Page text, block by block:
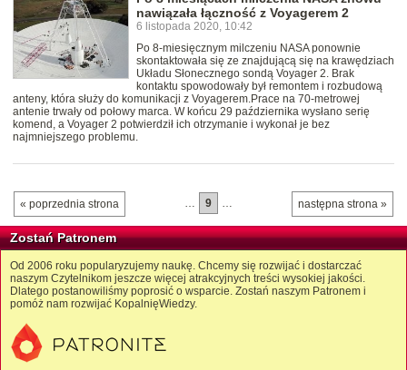
nawiązała łączność z Voyagerem 2
6 listopada 2020, 10:42
Po 8-miesięcznym milczeniu NASA ponownie
skontaktowała się ze znajdującą się na krawędziach
Układu Słonecznego sondą Voyager 2. Brak
kontaktu spowodowały był remontem i rozbudową
anteny, która służy do komunikacji z Voyagerem.Prace na 70-metrowej
antenie trwały od połowy marca. W końcu 29 października wysłano serię
komend, a Voyager 2 potwierdził ich otrzymanie i wykonał je bez
najmniejszego problemu.
« poprzednia strona następna strona »
… 9 …
Zostań Patronem
Od 2006 roku popularyzujemy naukę. Chcemy się rozwijać i dostarczać
naszym Czytelnikom jeszcze więcej atrakcyjnych treści wysokiej jakości.
Dlatego postanowiliśmy poprosić o wsparcie. Zostań naszym Patronem i
pomóż nam rozwijać KopalnięWiedzy.